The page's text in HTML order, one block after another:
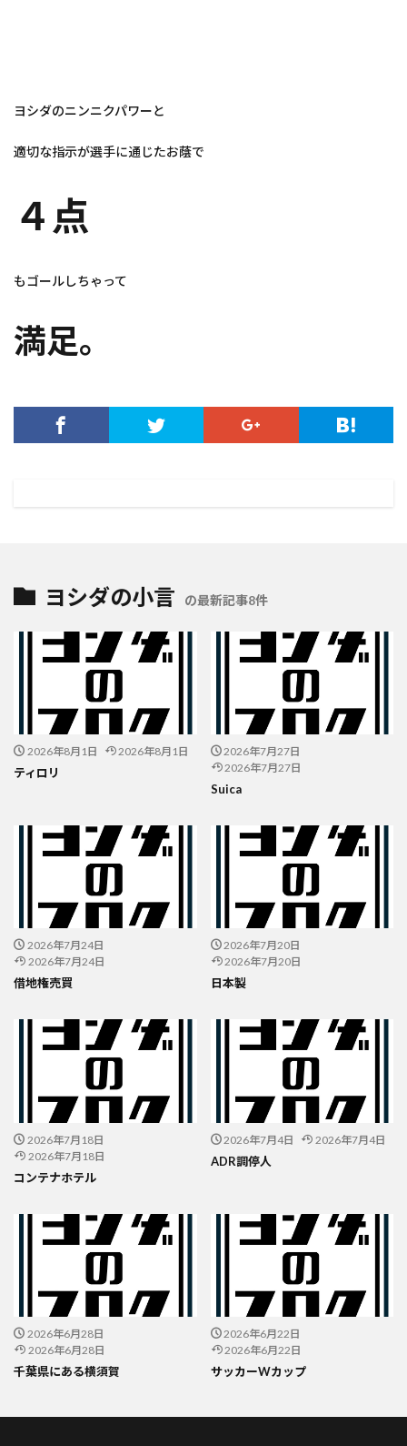
ヨシダのニンニクパワーと
適切な指示が選手に通じたお蔭で
４点
もゴールしちゃって
満足。
ヨシダの小言 の最新記事8件
2026年8月1日 2026年8月1日
ティロリ
2026年7月27日
2026年7月27日
Suica
2026年7月24日
2026年7月24日
借地権売買
2026年7月20日
2026年7月20日
日本製
2026年7月18日
2026年7月18日
コンテナホテル
2026年7月4日 2026年7月4日
ADR調停人
2026年6月28日
2026年6月28日
千葉県にある横須賀
2026年6月22日
2026年6月22日
サッカーWカップ